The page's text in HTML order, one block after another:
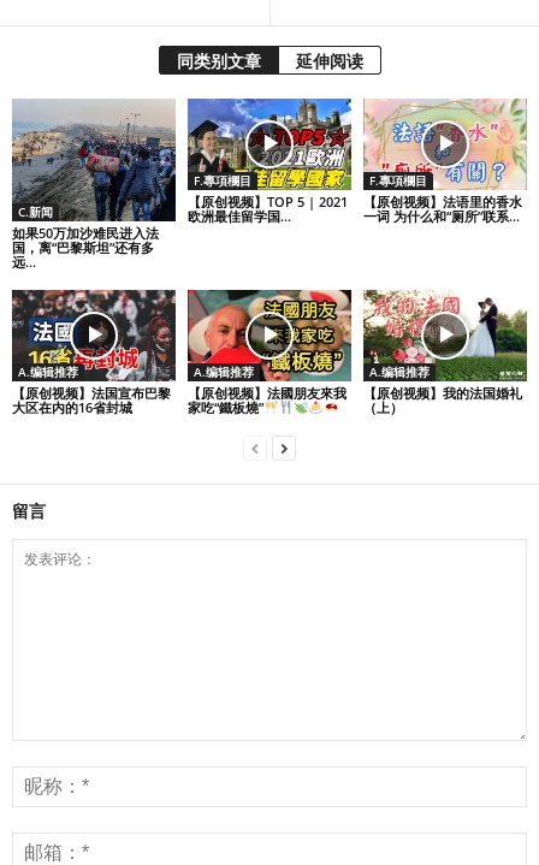
同类别文章 延伸阅读
C.新闻
如果50万加沙难民进入法
国，离“巴黎斯坦”还有多
远...
F.專項欄目
【原创视频】TOP 5 | 2021
欧洲最佳留学国...
F.專項欄目
【原创视频】法语里的香水
一词 为什么和“厕所”联系...
A.编辑推荐
【原创视频】法国宣布巴黎
大区在内的16省封城
A.编辑推荐
【原创视频】法國朋友來我
家吃“鐵板燒”
A.编辑推荐
【原创视频】我的法国婚礼
（上）
留言